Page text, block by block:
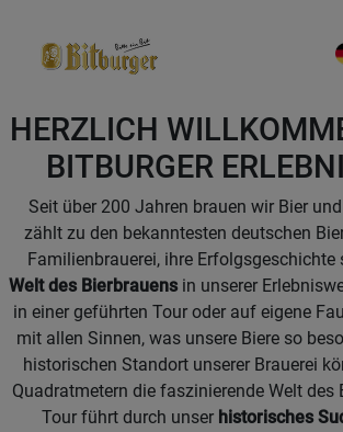
HERZLICH
BITBURGER
Seit über 200 Jahren brauen wir Bier
zählt zu den bekanntesten deutschen
Familienbrauerei, ihre Erfolgsgeschichte
Welt des Bierbrauens in unserer
in einer geführten Tour oder auf eigene
mit allen Sinnen, was unsere Biere so
historischen Standort unserer Brauerei
Quadratmetern die faszinierende Welt des
Tour führt durch unser historisches